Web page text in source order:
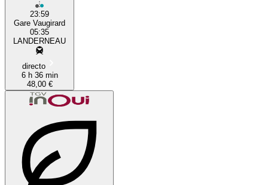
23:59
Gare Vaugirard
05:35
LANDERNEAU
directo
6 h 36 min
48,00 €